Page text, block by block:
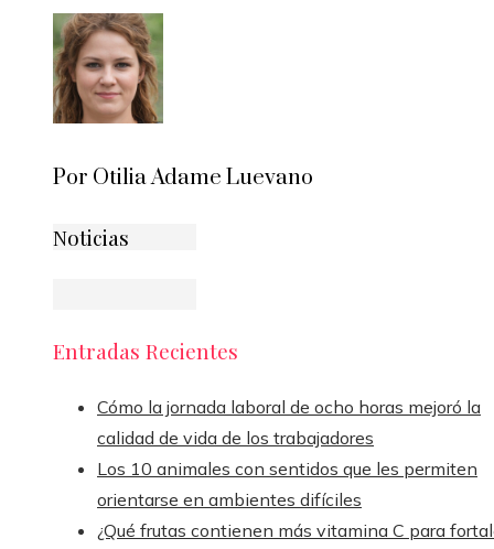
Por Otilia Adame Luevano
Noticias
Entradas Recientes
Cómo la jornada laboral de ocho horas mejoró la
calidad de vida de los trabajadores
Los 10 animales con sentidos que les permiten
orientarse en ambientes difíciles
¿Qué frutas contienen más vitamina C para